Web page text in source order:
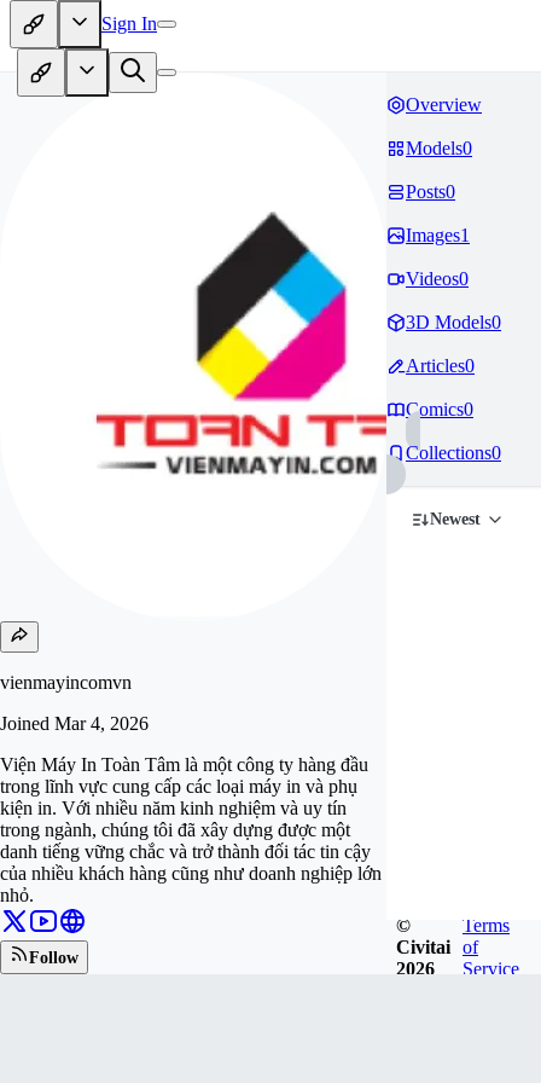
Sign In
vienmayincomvn
Joined Mar 4, 2026
Viện Máy In Toàn Tâm là một công ty hàng đầu
trong lĩnh vực cung cấp các loại máy in và phụ
kiện in. Với nhiều năm kinh nghiệm và uy tín
trong ngành, chúng tôi đã xây dựng được một
danh tiếng vững chắc và trở thành đối tác tin cậy
của nhiều khách hàng cũng như doanh nghiệp lớn
nhỏ.
Follow
Overview
Models0
Posts0
Images1
Videos0
3D Models0
Articles0
Comics0
Collections0
Newest
©
Civitai
2026
Terms
of
Service